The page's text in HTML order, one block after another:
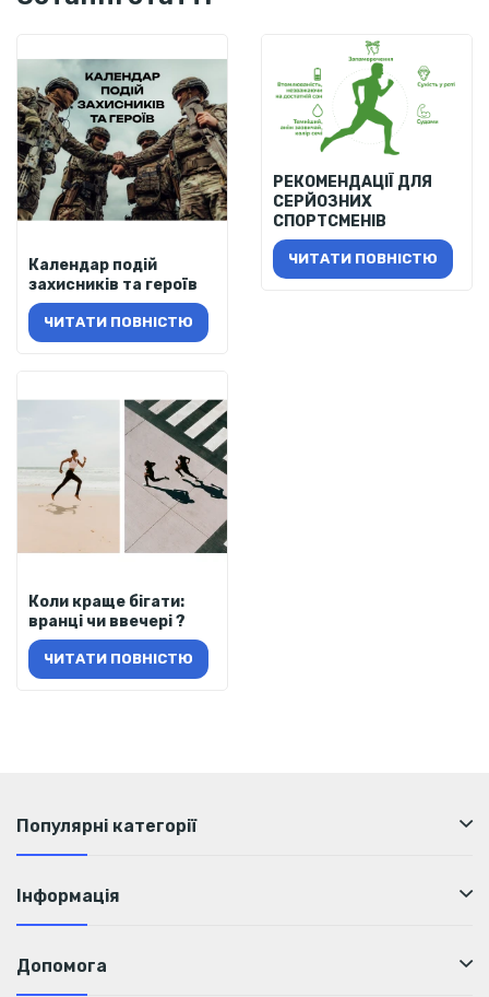
Календар подій
захисників та героїв
ЧИТАТИ ПОВНІСТЮ
РЕКОМЕНДАЦІЇ ДЛЯ
СЕРЙОЗНИХ
СПОРТСМЕНІВ
ЧИТАТИ ПОВНІСТЮ
Коли краще бігати:
вранці чи ввечері ?
ЧИТАТИ ПОВНІСТЮ
Популярні категорії
Інформація
Допомога